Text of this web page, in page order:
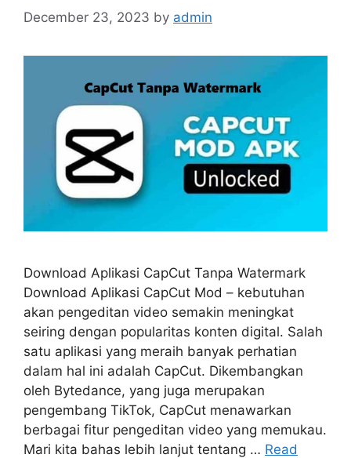
December 23, 2023 by admin
Download Aplikasi CapCut Tanpa Watermark
Download Aplikasi CapCut Mod – kebutuhan
akan pengeditan video semakin meningkat
seiring dengan popularitas konten digital. Salah
satu aplikasi yang meraih banyak perhatian
dalam hal ini adalah CapCut. Dikembangkan
oleh Bytedance, yang juga merupakan
pengembang TikTok, CapCut menawarkan
berbagai fitur pengeditan video yang memukau.
Mari kita bahas lebih lanjut tentang … Read